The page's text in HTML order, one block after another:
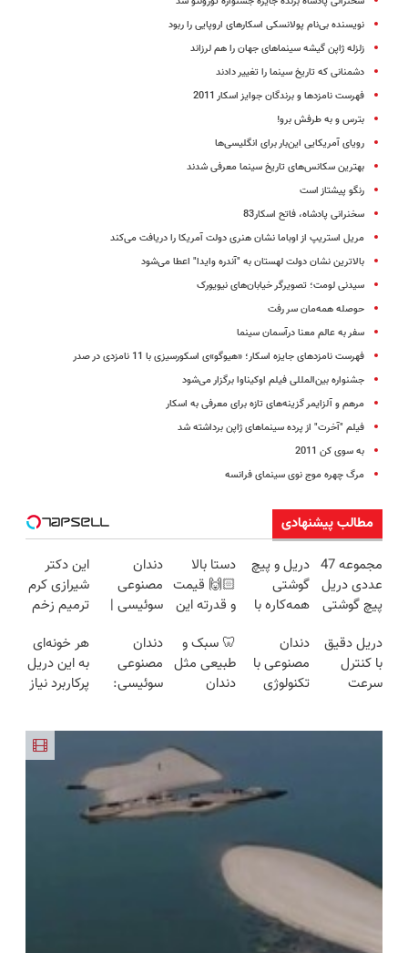
نویسنده بی‌نام پولانسکی اسکارهای اروپایی را ربود
زلزله‌ ژاپن گیشه‌ سینماهای جهان را هم لرزاند
دشمنانی که تاریخ سینما را تغییر دادند
فهرست نامزدها و برندگان جوایز اسکار 2011
بترس و به طرفش برو!
رویای آمریکایی این‌بار برای انگلیسی‌ها
بهترین سکانس‌های تاریخ سینما معرفی شدند
رنگو پیشتاز است
سخنرانی پادشاه، فاتح اسکار83
مریل استریپ از اوباما نشان هنری دولت آمریکا را دریافت می‌کند
بالاترین نشان دولت لهستان به "آندره وایدا" اعطا می‌شود
سیدنی لومت؛ تصویرگر خیابان‌های نیویورک
حوصله همه‌مان سر رفت
سفر به عالم معنا درآسمان سینما
فهرست نامزدهای جایزه اسکار؛ «هیوگو»ی اسکورسیزی با 11 نامزدی در صدر
جشنواره بین‌المللی فیلم اوکیناوا برگزار می‌شود
مرهم و آلزایمر گزینه‌های تازه برای معرفی به اسکار
فیلم "آخرت" از پرده سینماهای ژاپن برداشته شد
به سوی کن 2011
مرگ چهره موج نوی سینمای فرانسه
مطالب پیشنهادی
مجموعه 47
عددی دریل
پیچ گوشتی
(تخفیف به
مدت
محدود)
دریل و پیچ
گوشتی
همه‌کاره با
هوشمند ⚙️
(نصف
قیمت بازار
دستا بالا
🙌🏻 قیمت
و قدرته این
میده🔥
دندان
مصنوعی
سوئیسی |
مقاوم،
طبیعی!
ویزیت
اقساطی😍
این دکتر
شیرازی کرم
ترمیم زخم
ساخت!!!
دریل دقیق
با کنترل
سرعت
دندان
مصنوعی با
تکنولوژی
🦷 سبک و
طبیعی مثل
دندان
اقساطی 💳
📍 تهران
دندان
مصنوعی
سوئیسی:
و مقاوم |
پرداخت
قسطی
هر خونه‌ای
به این دریل
پرکاربرد نیاز